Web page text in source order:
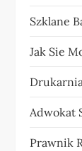
Szklane
Jak Sie
Adwokat
Prawnik